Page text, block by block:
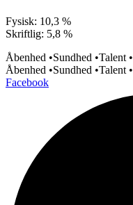
Fysisk: 10,3 %
Skriftlig: 5,8 %
Åbenhed •Sundhed •Talent •
Åbenhed •Sundhed •Talent •
Facebook